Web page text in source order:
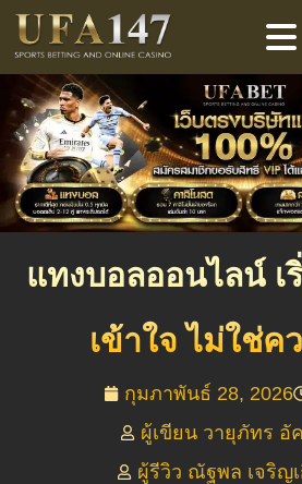
แทงบอลออนไลน์ เ
เข้าใจ ไม่ใช่ค
กุมภาพันธ์ 28, 2026
ผู้เขียน วายุภัทร อั
ผู้รีวิว ณัฐพล เจริญ